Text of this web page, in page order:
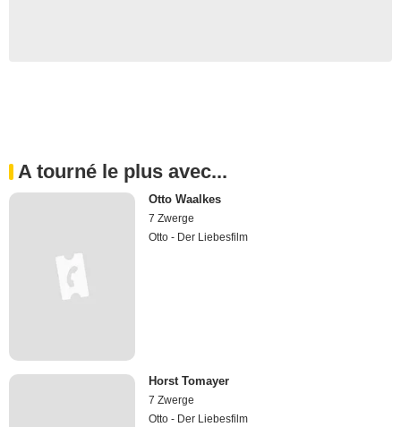
A tourné le plus avec...
Otto Waalkes
7 Zwerge
Otto - Der Liebesfilm
Horst Tomayer
7 Zwerge
Otto - Der Liebesfilm